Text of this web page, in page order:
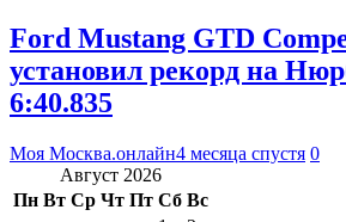
Ford Mustang GTD
установил рекорд на
6:40.835
Моя Москва.онлайн4 месяца спустя 0
Август 2026
Пн Вт Ср Чт Пт Сб Вс